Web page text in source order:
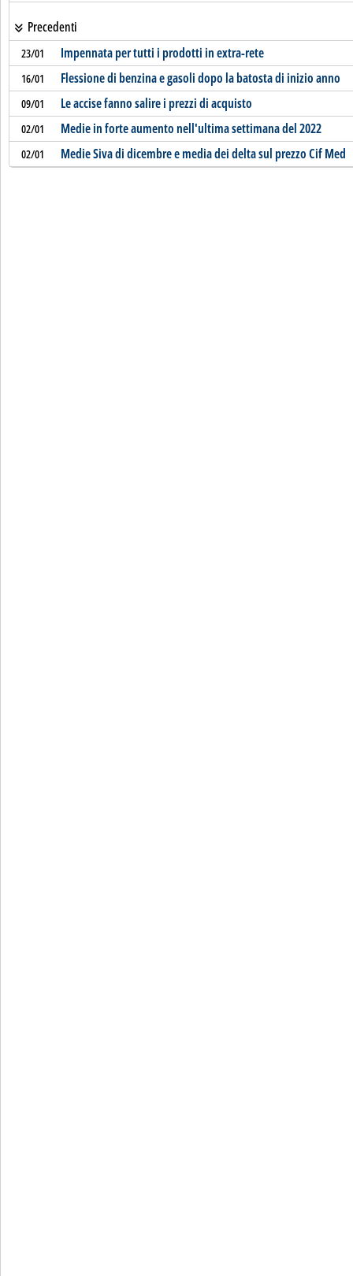
Precedenti
23/01 Impennata per tutti i prodotti in extra-rete
16/01 Flessione di benzina e gasoli dopo la batosta di inizio anno
09/01 Le accise fanno salire i prezzi di acquisto
02/01 Medie in forte aumento nell'ultima settimana del 2022
02/01 Medie Siva di dicembre e media dei delta sul prezzo Cif Med